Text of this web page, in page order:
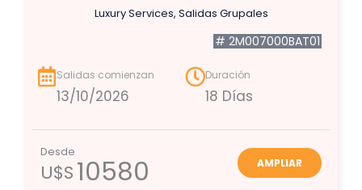
Luxury Services, Salidas Grupales
# 2M007000BAT01
Salidas comienzan
13/10/2026
Duración
18 Días
Desde
U$S10580 AMPLIAR